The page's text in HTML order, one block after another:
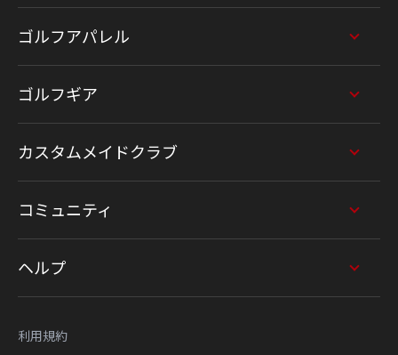
ゴルフアパレル
ゴルフギア
カスタムメイドクラブ
コミュニティ
ヘルプ
利用規約